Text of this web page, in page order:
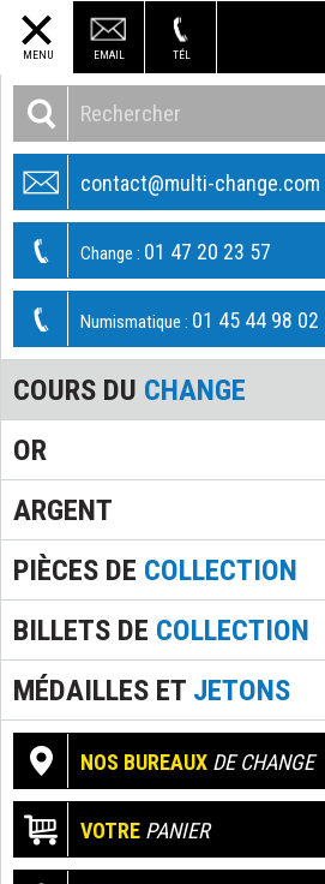
MENU EMAIL TÉL
contact@multi-change.com
Change : 01 47 20 23 57
Numismatique : 01 45 44 98 02
COURS DU CHANGE
OR
ARGENT
PIÈCES DE COLLECTION
BILLETS DE COLLECTION
MÉDAILLES ET JETONS
NOS BUREAUX DE CHANGE
VOTRE PANIER